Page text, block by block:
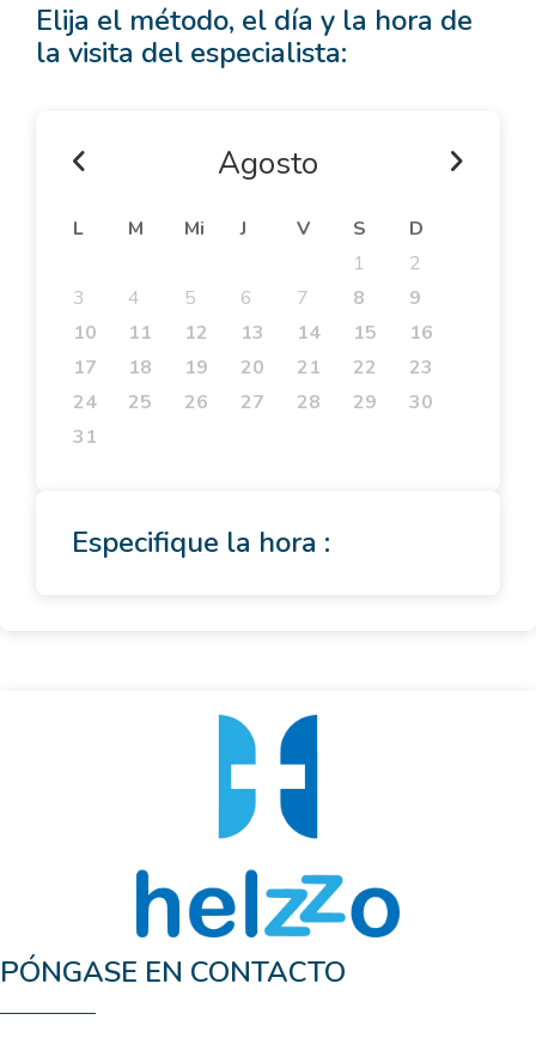
Elija el método, el día y la hora de
la visita del especialista:
Agosto
L M Mi J V S
D
1
2
3
4 5 6 7 8
9
10
11 12 13 14 15
16
17
18 19 20 21 22
23
24
25 26 27 28 29
30
31
Especifique la hora :
PÓNGASE EN CONTACTO